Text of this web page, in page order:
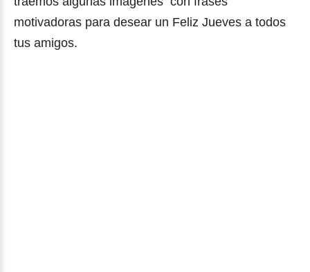
motivadoras para desear un Feliz Jueves a todos
tus amigos.